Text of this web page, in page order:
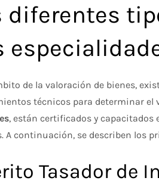
diferentes
de la valoración de bienes,
técnicos para determinar el
, están certificados y
A continuación, se describen los
Tasador de